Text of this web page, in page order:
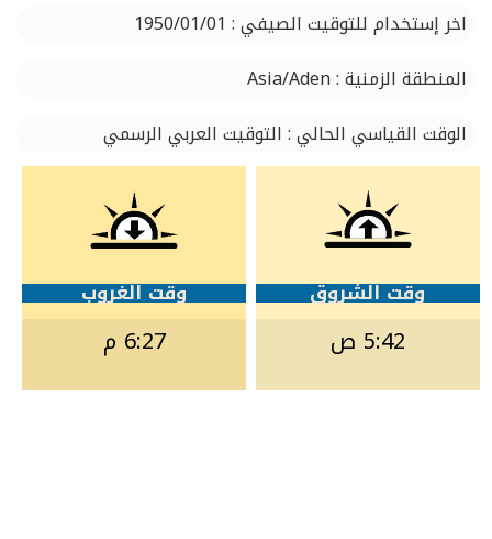
اخر إستخدام للتوقيت الصيفي : 1950/01/01
المنطقة الزمنية : Asia/Aden
الوقت القياسي الحالي : التوقيت العربي الرسمي
وقت الشروق
5:42 ص
وقت الغروب
6:27 م